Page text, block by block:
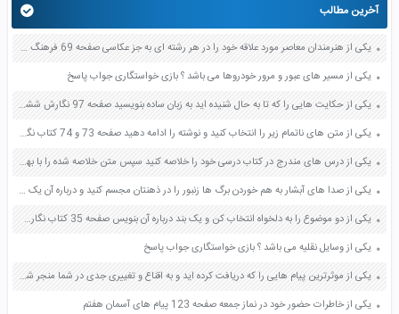
آخرین مطالب
یکی از هنرمندان معاصر مورد علاقه خود را در هر رشته ای به جز عکاسی صفحه 69 فرهنگ و هنر نهم
یکی از مسیر های عبور و مرور خودروها می باشد ؟ بازی خواستگاری جواب پاسخ
یکی از حکایت هایی را که تا به حال شنیده اید به زبان ساده بنویسید صفحه 97 نگارش ششم دبستان
یکی از متن های ناتمام زیر را انتخاب کنید و نوشته را ادامه دهید صفحه 73 و 74 کتاب نگارش فارسی پنجم دبستان
یکی از درس های مندرج در کتاب درسی خود را خلاصه کنید سپس متن خلاصه شده را با بهره گیری از روش های دسته بندی نمودار جدول نقشه مفهومی نشان دهید صفحه 118 نگارش یازدهم
یکی از صدا های آبشار به هم خوردن برگ ها زنبور را در ذهنتان مجسم کنید و درباره آن یک بند بنویسید صفحه 11 نگارش پنجم
یکی از دو موضوع را به دلخواه انتخاب کن و یک بند درباره آن بنویس صفحه 35 کتاب نگارش فارسی سوم
یکی از وسایل نقلیه می باشد ؟ بازی خواستگاری جواب پاسخ
یکی از موثرترین پیام هایی را که دریافت کرده اید و به اقناع و تغییری جدی در شما منجر شده است برسی کنید و علت این تاثیر گذاری قابل توجه را بنویسید صفحه 52 تفکر و سواد رسانه ای دهم
یکی از خاطرات حضور خود در نماز جمعه صفحه 123 پیام های آسمان هفتم